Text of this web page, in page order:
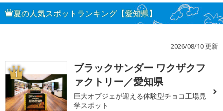
夏の人気スポットランキング【愛知県】
2026/08/10 更新
1
ブラックサンダー ワクザクフ
ァクトリー／愛知県
巨大オブジェが迎える体験型チョコ工場見
学スポット